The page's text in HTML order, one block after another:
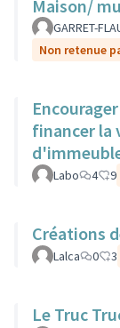
Maison/
GARRET-
Non retenue
financer la
Labo 4 9
Créations
Lalca 0 3
Le Truc